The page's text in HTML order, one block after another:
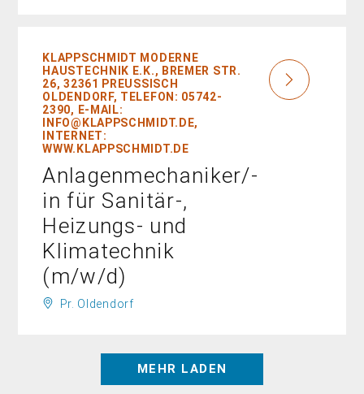
KLAPPSCHMIDT MODERNE
HAUSTECHNIK E.K., BREMER STR.
26, 32361 PREUSSISCH O
LDENDORF, TELEFON: 05742-2
390, E-MAIL: I
NFO@KLAPPSCHMIDT.DE, I
NTERNET: W
WW.KLAPPSCHMIDT.DE
Anlagenmechaniker/-
in für Sanitär-,
Heizungs- und
Klimatechnik
(m/w/d)
Pr. Oldendorf
MEHR LADEN